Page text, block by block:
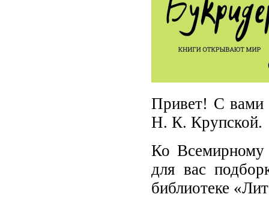
Привет! С вами
Н. К. Крупской.
Ко Всемирному
для вас
библиотеке